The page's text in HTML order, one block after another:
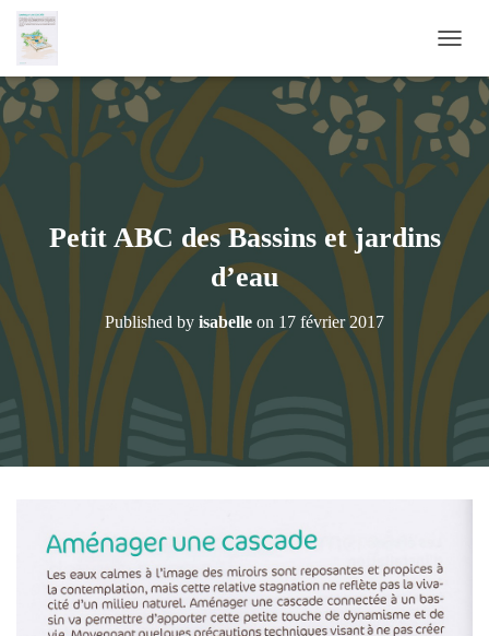
Petit ABC des Bassins et jardins
d’eau
Published by isabelle on 17 février 2017